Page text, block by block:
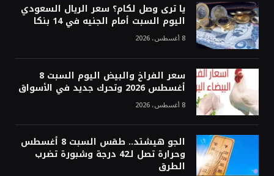
يا ترى وصل لكام؟ سعر الريال السعودي
اليوم السبت أمام الجنيه في 14 بنكا
8 أغسطس، 2026
سعر الفراخ والبيض اليوم السبت 8
أغسطس 2026 وتحرك جديد في الأسواق
8 أغسطس، 2026
الجو هيشتد.. طقس السبت 8 أغسطس
وحرارة تصل لـ42 درجة وشبورة تضرب
الطرق